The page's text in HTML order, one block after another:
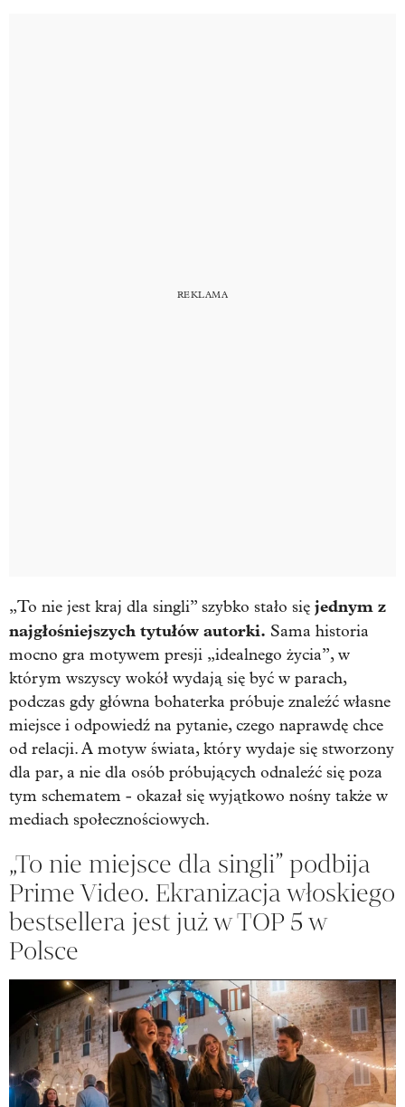
„To nie jest kraj dla singli” szybko stało się jednym z
najgłośniejszych tytułów autorki. Sama historia
mocno gra motywem presji „idealnego życia”, w
którym wszyscy wokół wydają się być w parach,
podczas gdy główna bohaterka próbuje znaleźć własne
miejsce i odpowiedź na pytanie, czego naprawdę chce
od relacji. A motyw świata, który wydaje się stworzony
dla par, a nie dla osób próbujących odnaleźć się poza
tym schematem - okazał się wyjątkowo nośny także w
mediach społecznościowych.
„To nie miejsce dla singli” podbija
Prime Video. Ekranizacja włoskiego
bestsellera jest już w TOP 5 w
Polsce